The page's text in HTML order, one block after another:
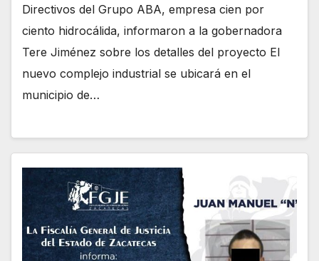
Directivos del Grupo ABA, empresa cien por
ciento hidrocálida, informaron a la gobernadora
Tere Jiménez sobre los detalles del proyecto El
nuevo complejo industrial se ubicará en el
municipio de…